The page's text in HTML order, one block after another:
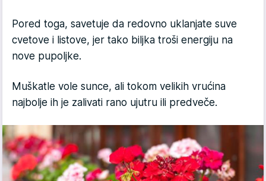
Pored toga, savetuje da redovno uklanjate suve
cvetove i listove, jer tako biljka troši energiju na
nove pupoljke.
Muškatle vole sunce, ali tokom velikih vrućina
najbolje ih je zalivati rano ujutru ili predveče.